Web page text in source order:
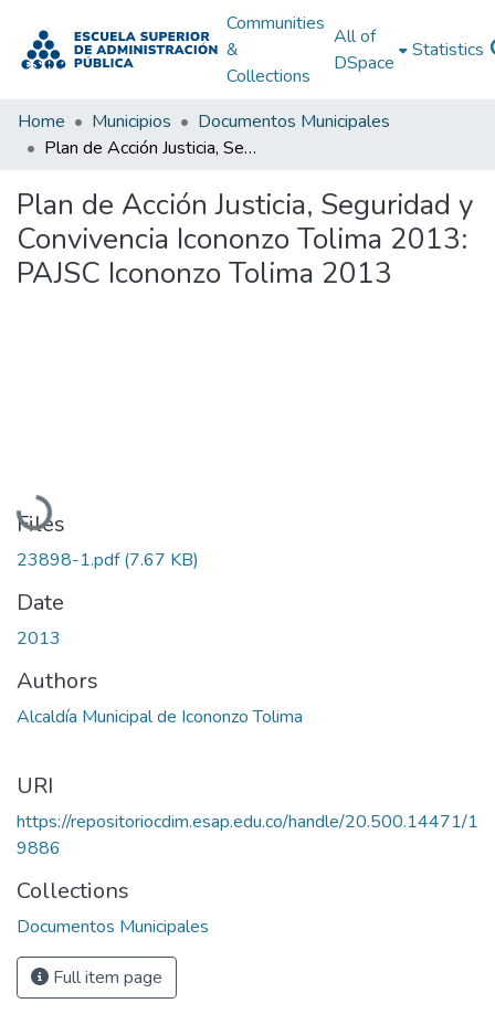
Communities
&
Collections
All of
DSpace
Statistics
Home Municipios
Documentos Municipales
Plan de Acción Justicia, Seguridad y Convivencia Icononzo Tolima 2013: PAJSC Icononzo Tolima 2013
Plan de Acción Justicia, Seguridad y
Convivencia Icononzo Tolima 2013:
PAJSC Icononzo Tolima 2013
Loading...
Files
23898-1.pdf(7.67 KB)
Date
2013
Authors
Alcaldía Municipal de Icononzo Tolima
URI
https://repositoriocdim.esap.edu.co/handle/20.500.14471/1
9886
Collections
Documentos Municipales
Full item page